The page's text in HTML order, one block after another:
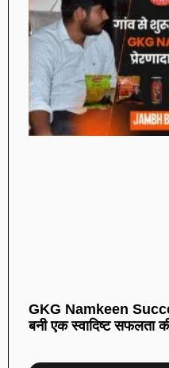
GKG Namkeen
बनी एक स्वादिष्ट सफलता